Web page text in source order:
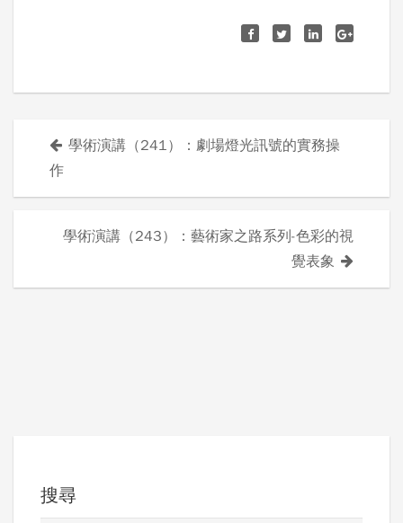
章
覽
學術演講（241）：劇場燈光訊號的實務操
作
學術演講（243）：藝術家之路系列-色彩的視
覺表象
搜尋